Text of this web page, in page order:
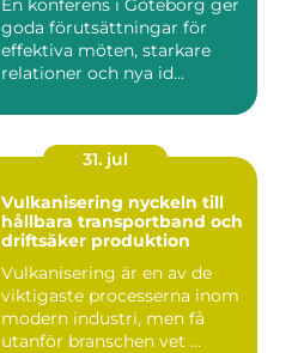
En konferens i Göteborg ger
goda förutsättningar för
effektiva möten, starkare
relationer och nya id...
31. jul
Vulkanisering nyckeln till
hållbara transportband och
driftsäker produktion
Vulkanisering är en av de
viktigaste processerna inom
modern industri, men få
utanför branschen vet ...